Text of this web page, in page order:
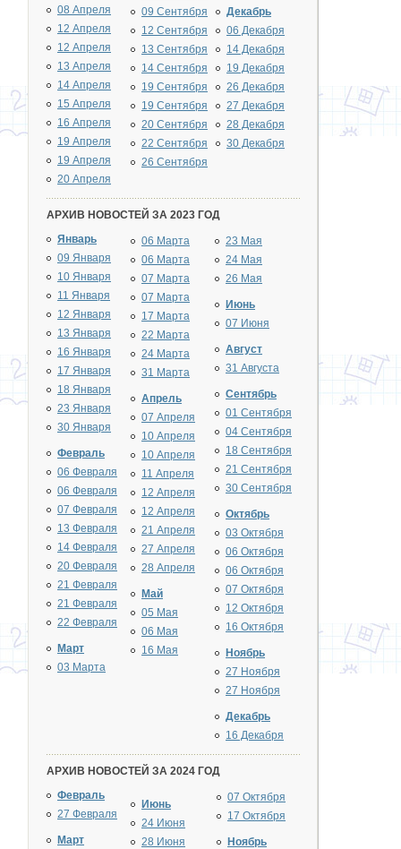
08 Апреля
12 Апреля
12 Апреля
13 Апреля
14 Апреля
15 Апреля
16 Апреля
19 Апреля
19 Апреля
20 Апреля
09 Сентября
12 Сентября
13 Сентября
14 Сентября
19 Сентября
19 Сентября
20 Сентября
22 Сентября
26 Сентября
Декабрь
06 Декабря
14 Декабря
19 Декабря
26 Декабря
27 Декабря
28 Декабря
30 Декабря
АРХИВ НОВОСТЕЙ ЗА 2023 ГОД
Январь
09 Января
10 Января
11 Января
12 Января
13 Января
16 Января
17 Января
18 Января
23 Января
30 Января
Февраль
06 Февраля
06 Февраля
07 Февраля
13 Февраля
14 Февраля
20 Февраля
21 Февраля
21 Февраля
22 Февраля
Март
03 Марта
06 Марта
06 Марта
07 Марта
07 Марта
17 Марта
22 Марта
24 Марта
31 Марта
Апрель
07 Апреля
10 Апреля
10 Апреля
11 Апреля
12 Апреля
12 Апреля
21 Апреля
27 Апреля
28 Апреля
Май
05 Мая
06 Мая
16 Мая
23 Мая
24 Мая
26 Мая
Июнь
07 Июня
Август
31 Августа
Сентябрь
01 Сентября
04 Сентября
18 Сентября
21 Сентября
30 Сентября
Октябрь
03 Октября
06 Октября
06 Октября
07 Октября
12 Октября
16 Октября
Ноябрь
27 Ноября
27 Ноября
Декабрь
16 Декабря
АРХИВ НОВОСТЕЙ ЗА 2024 ГОД
Февраль
27 Февраля
Март
Июнь
24 Июня
28 Июня
07 Октября
17 Октября
Ноябрь